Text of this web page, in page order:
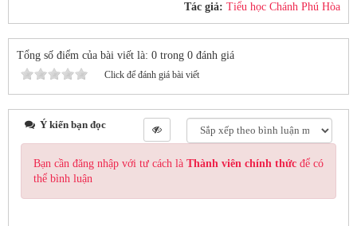
Tác giả: Tiểu học Chánh Phú Hòa
Tổng số điểm của bài viết là: 0 trong 0 đánh giá
Click để đánh giá bài viết
Ý kiến bạn đọc
Bạn cần đăng nhập với tư cách là Thành viên chính thức để có
thể bình luận